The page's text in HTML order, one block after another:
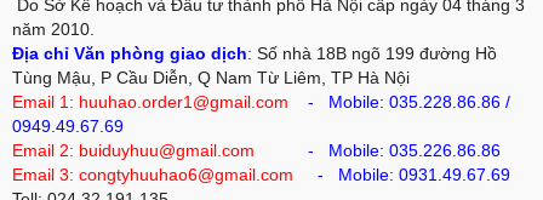
Do Sở Kế hoạch và Đầu tư thành phố Hà Nội cấp ngày 04 tháng 3
năm 2010.
Địa chỉ Văn phòng giao dịch: Số nhà 18B ngõ 199 đường Hồ
Tùng Mậu, P Cầu Diễn, Q Nam Từ Liêm, TP Hà Nội
Email 1: huuhao.order1@gmail.com - Mobile: 035.228.86.86 /
0949.49.67.69
Email 2: buiduyhuu@gmail.com - Mobile: 035.226.86.86
Email 3: congtyhuuhao6@gmail.com
- Mobile: 0931.49.67.69